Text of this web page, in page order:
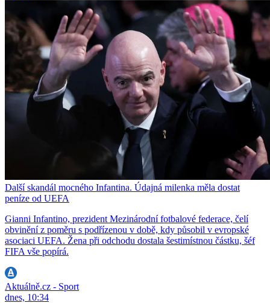
Další skandál mocného Infantina. Údajná milenka měla dostat
peníze od UEFA
Gianni Infantino, prezident Mezinárodní fotbalové federace, čelí
obvinění z poměru s podřízenou v době, kdy působil v evropské
asociaci UEFA. Žena při odchodu dostala šestimístnou částku, šéf
FIFA vše popírá.
Aktuálně.cz - Sport
dnes, 10:34